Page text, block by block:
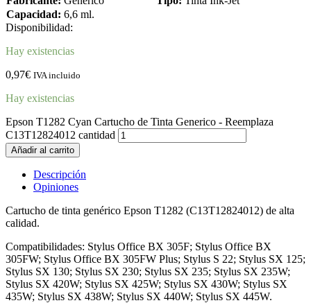
Capacidad: 6,6 ml.
Disponibilidad:
Hay existencias
0,97€ IVA incluido
Hay existencias
Epson T1282 Cyan Cartucho de Tinta Generico - Reemplaza
C13T12824012 cantidad
Añadir al carrito
Descripción
Opiniones
Cartucho de tinta genérico Epson T1282 (C13T12824012) de alta
calidad.
Compatibilidades: Stylus Office BX 305F; Stylus Office BX
305FW; Stylus Office BX 305FW Plus; Stylus S 22; Stylus SX 125;
Stylus SX 130; Stylus SX 230; Stylus SX 235; Stylus SX 235W;
Stylus SX 420W; Stylus SX 425W; Stylus SX 430W; Stylus SX
435W; Stylus SX 438W; Stylus SX 440W; Stylus SX 445W.